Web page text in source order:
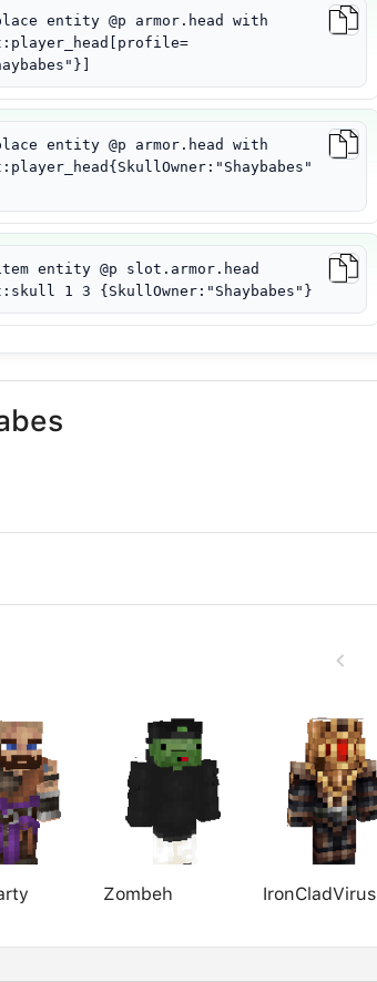
entity @p armor.head with
entity @p armor.head with
entity @p slot.armor.head
1 3 {SkullOwner:"Shaybabes"}
Zombeh IronCladVirus